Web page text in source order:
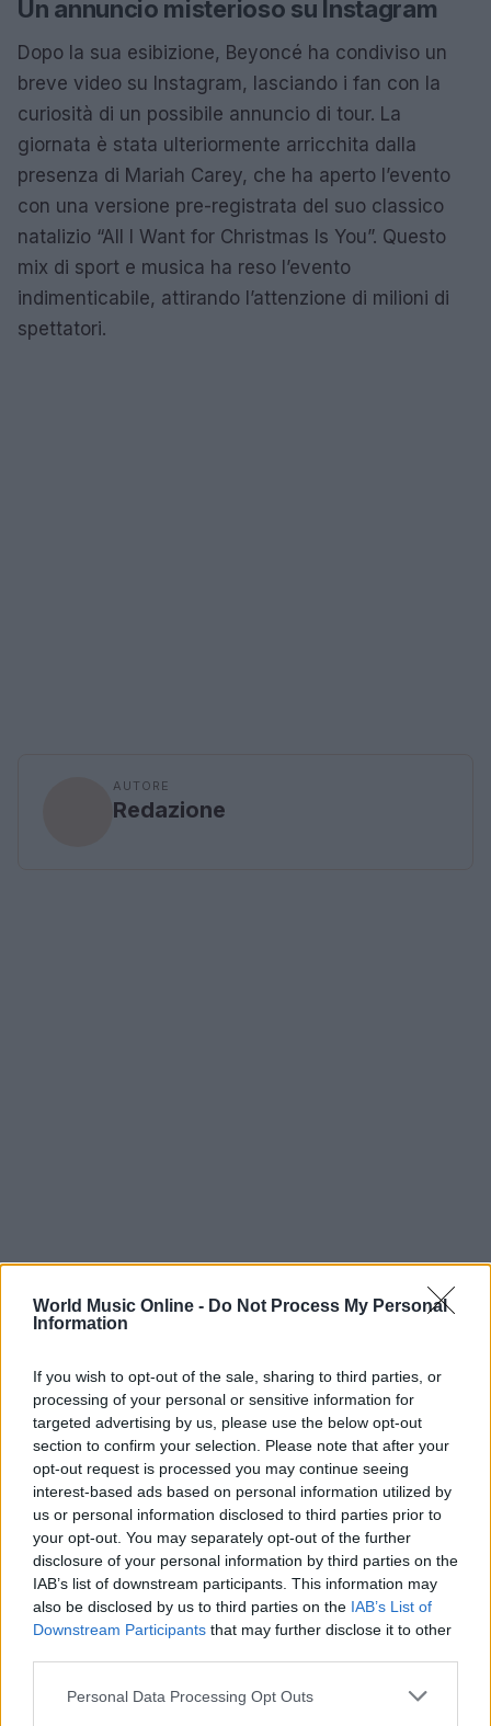
World Music Online - Do Not Process My Personal
Information
If you wish to opt-out of the sale, sharing to third parties, or
processing of your personal or sensitive information for
targeted advertising by us, please use the below opt-out
section to confirm your selection. Please note that after your
opt-out request is processed you may continue seeing
interest-based ads based on personal information utilized by
us or personal information disclosed to third parties prior to
your opt-out. You may separately opt-out of the further
disclosure of your personal information by third parties on the
IAB’s list of downstream participants. This information may
also be disclosed by us to third parties on the IAB’s List of
Downstream Participants that may further disclose it to other
Please note that this website/app uses one or more Google
Personal Data Processing Opt Outs
Un annuncio misterioso su Instagram
Dopo la sua esibizione, Beyoncé ha condiviso un
breve video su Instagram, lasciando i fan con la
curiosità di un possibile annuncio di tour. La
giornata è stata ulteriormente arricchita dalla
presenza di Mariah Carey, che ha aperto l’evento
con una versione pre-registrata del suo classico
natalizio “All I Want for Christmas Is You”. Questo
mix di sport e musica ha reso l’evento
indimenticabile, attirando l’attenzione di milioni di
spettatori.
AUTORE
Redazione
Continua a leggere
NEWS